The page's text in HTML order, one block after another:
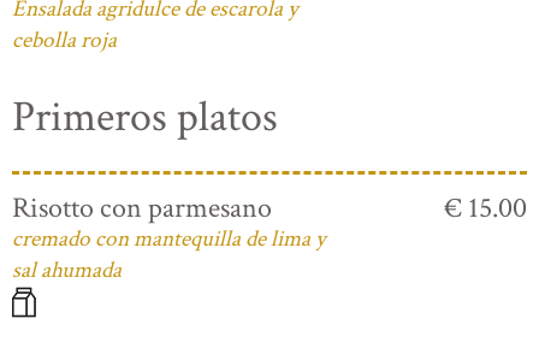
Ensalada agridulce de escarola y
cebolla roja
Primeros platos
Risotto con parmesano
cremado con mantequilla de lima y
sal ahumada
€ 15.00